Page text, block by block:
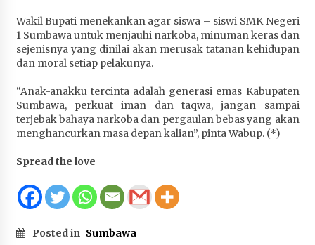
Terapkan “Polantas Menyapa”, Satlantas Polres
Sumbawa Berupaya Wujudkan Pelayanan
Kepolisian yang Profesional
4 minggu ago
Capaian Program Pemerintah Kabupaten
Sumbawa Terus Dirasakan Masyarakat
1 bulan ago
Wakil Bupati menekankan agar siswa – siswi SMK Negeri
1 Sumbawa untuk menjauhi narkoba, minuman keras dan
sejenisnya yang dinilai akan merusak tatanan kehidupan
dan moral setiap pelakunya.
“Anak-anakku tercinta adalah generasi emas Kabupaten
Sumbawa, perkuat iman dan taqwa, jangan sampai
terjebak bahaya narkoba dan pergaulan bebas yang akan
menghancurkan masa depan kalian”, pinta Wabup. (*)
Spread the love
Posted in Sumbawa